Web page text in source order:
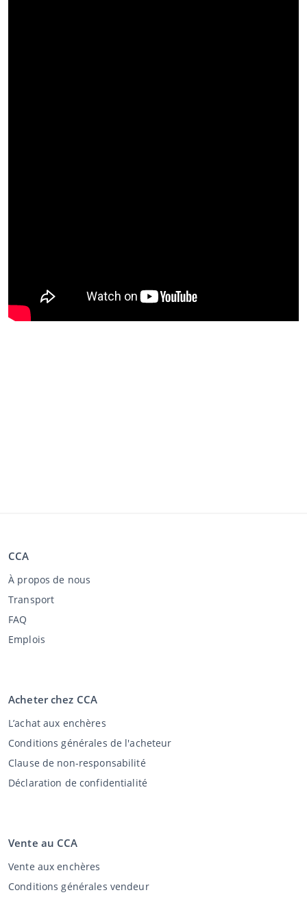
CCA
À propos de nous
Transport
FAQ
Emplois
Acheter chez CCA
L’achat aux enchères
Conditions générales de l'acheteur
Clause de non-responsabilité
Déclaration de confidentialité
Vente au CCA
Vente aux enchères
Conditions générales vendeur